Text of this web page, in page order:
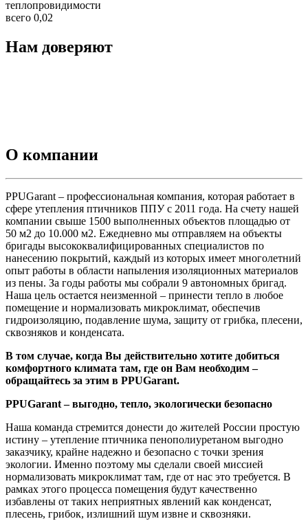
теплопровидимости
всего 0,02
Нам доверяют
О компании
PPUGarant – профессиональная компания, которая работает в
сфере утепления птичников ППУ с 2011 года. На счету нашей
компании свыше 1500 выполненных объектов площадью от
50 м2 до 10.000 м2. Ежедневно мы отправляем на объекты
бригады высококвалифицированных специалистов по
нанесению покрытий, каждый из которых имеет многолетний
опыт работы в области напыления изоляционных материалов
из пены. За годы работы мы собрали 9 автономных бригад.
Наша цель остается неизменной – принести тепло в любое
помещение и нормализовать микроклимат, обеспечив
гидроизоляцию, подавление шума, защиту от грибка, плесени,
сквозняков и конденсата.
В том случае, когда Вы действительно хотите добиться
комфортного климата там, где он Вам необходим –
обращайтесь за этим в PPUGarant.
PPUGarant – выгодно, тепло, экологически безопасно
Наша команда стремится донести до жителей России простую
истину – утепление птичника пенополиуретаном выгодно
заказчику, крайне надежно и безопасно с точки зрения
экологии. Именно поэтому мы сделали своей миссией
нормализовать микроклимат там, где от нас это требуется. В
рамках этого процесса помещения будут качественно
избавлены от таких неприятных явлений как конденсат,
плесень, грибок, излишний шум извне и сквозняки.